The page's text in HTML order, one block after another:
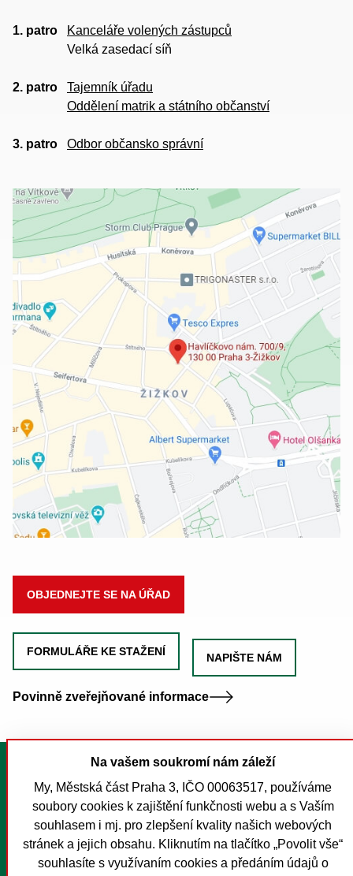
Na vašem soukromí nám záleží
My, Městská část Praha 3, IČO 00063517, používáme
soubory cookies k zajištění funkčnosti webu a s Vaším
souhlasem i mj. pro zlepšení kvality našich webových
stránek a jejich obsahu. Kliknutím na tlačítko „Povolit vše“
souhlasíte s využívaním cookies a předáním údajů o
1. patro
Kanceláře volených zástupců
Velká zasedací síň
2. patro
Tajemník úřadu
Oddělení matrik a státního občanství
3. patro Odbor občansko správní
OBJEDNEJTE SE NA ÚŘAD
FORMULÁŘE KE STAŽENÍ NAPIŠTE NÁM
Povinně zveřejňované informace
Tisk stránky
Mapa stránek
Prohlášení o přístupnosti
Nastavení cookies
O MČ Praha 3